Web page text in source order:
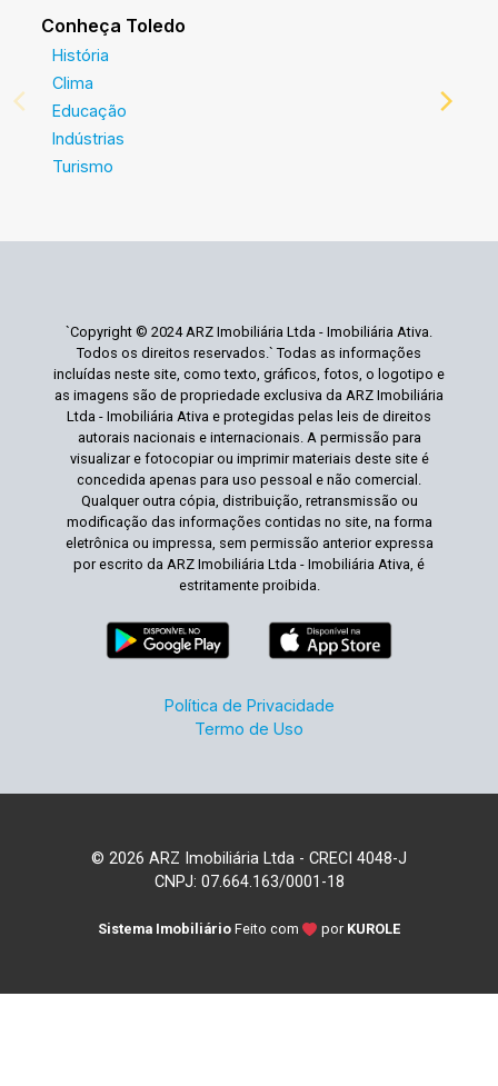
Conheça Toledo
História
Clima
Educação
Indústrias
Turismo
`Copyright © 2024 ARZ Imobiliária Ltda - Imobiliária Ativa.
Todos os direitos reservados.` Todas as informações
incluídas neste site, como texto, gráficos, fotos, o logotipo e
as imagens são de propriedade exclusiva da ARZ Imobiliária
Ltda - Imobiliária Ativa e protegidas pelas leis de direitos
autorais nacionais e internacionais. A permissão para
visualizar e fotocopiar ou imprimir materiais deste site é
concedida apenas para uso pessoal e não comercial.
Qualquer outra cópia, distribuição, retransmissão ou
modificação das informações contidas no site, na forma
eletrônica ou impressa, sem permissão anterior expressa
por escrito da ARZ Imobiliária Ltda - Imobiliária Ativa, é
estritamente proibida.
Política de Privacidade
Termo de Uso
© 2026 ARZ Imobiliária Ltda - CRECI 4048-J
CNPJ: 07.664.163/0001-18
Sistema Imobiliário Feito com por KUROLE